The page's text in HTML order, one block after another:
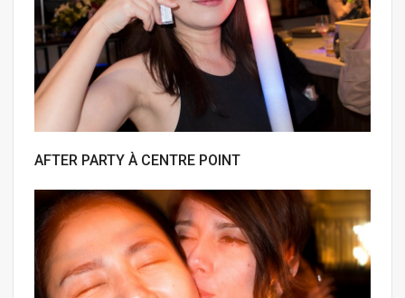
AFTER PARTY À CENTRE POINT